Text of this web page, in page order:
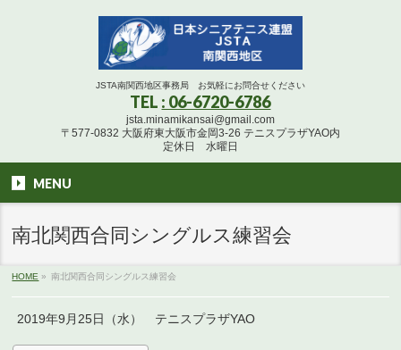
JSTA南関西地区事務局 お気軽にお問合せください
TEL : 06-6720-6786
jsta.minamikansai@gmail.com
〒577-0832 大阪府東大阪市金岡3-26 テニスプラザYAO内
定休日 水曜日
MENU
南北関西合同シングルス練習会
HOME » 南北関西合同シングルス練習会
2019年9月25日（水） テニスプラザYAO